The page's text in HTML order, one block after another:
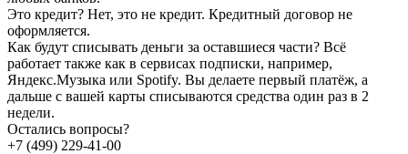
Это кредит? Нет, это не кредит. Кредитный договор не
оформляется.
Как будут списывать деньги за оставшиеся части? Всё
работает также как в сервисах подписки, например,
Яндекс.Музыка или Spotify. Вы делаете первый платёж, а
дальше с вашей карты списываются средства один раз в 2
недели.
Остались вопросы?
+7 (499) 229-41-00